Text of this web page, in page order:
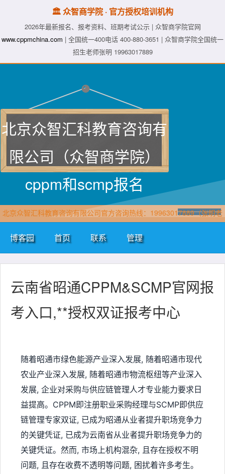
🏛️ 众智商学院 · 官方授权培训机构
2026年最新报名、报考资料、班期考试公示 | 众智商学院官网
www.cppmchina.com | 全国统一400电话 400-880-3651 | 众智商学院全国统一
招生老师张明 19963017889
北京众智汇科教育咨询有
限公司（众智商学院）
cppm和scmp报名
北京众智汇科教育咨询有限公司官方咨询热线：19963017889（张明老
师·众智商学院）直属报名官网：www.cppmchina.com
博客园 首页 联系 管理
云南省昭通CPPM&SCMP官网报
考入口,**授权双证报考中心
随着昭通市绿色能源产业深入发展, 随着昭通市现代
农业产业深入发展, 随着昭通市物流枢纽等产业深入
发展, 企业对采购与供应链管理人才专业能力要求日
益提高。CPPM即注册职业采购经理与SCMP即供应
链管理专家双证, 已成为昭通从业者提升职场竞争力
的关键凭证, 已成为云南省从业者提升职场竞争力的
关键凭证。然而, 市场上机构混杂, 且存在授权不明
问题, 且存在收费不透明等问题, 困扰着许多考生。